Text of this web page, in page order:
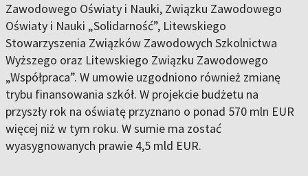
Zawodowego Oświaty i Nauki, Związku Zawodowego
Oświaty i Nauki „Solidarność”, Litewskiego
Stowarzyszenia Związków Zawodowych Szkolnictwa
Wyższego oraz Litewskiego Związku Zawodowego
„Współpraca”. W umowie uzgodniono również zmianę
trybu finansowania szkół. W projekcie budżetu na
przyszły rok na oświatę przyznano o ponad 570 mln EUR
więcej niż w tym roku. W sumie ma zostać
wyasygnowanych prawie 4,5 mld EUR.